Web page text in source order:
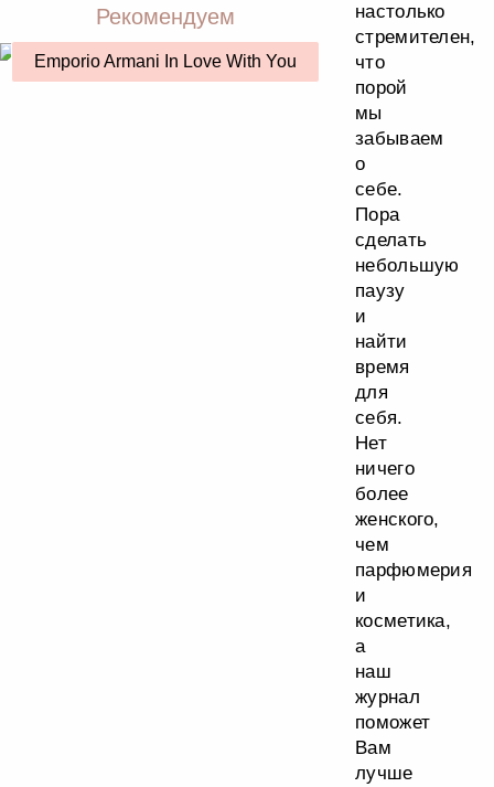
настолько
стремителен,
что
порой
мы
забываем
о
себе.
Пора
сделать
небольшую
паузу
и
найти
время
для
себя.
Нет
ничего
более
женского,
чем
парфюмерия
и
косметика,
а
наш
журнал
поможет
Вам
лучше
Рекомендуем
Emporio Armani In Love With You